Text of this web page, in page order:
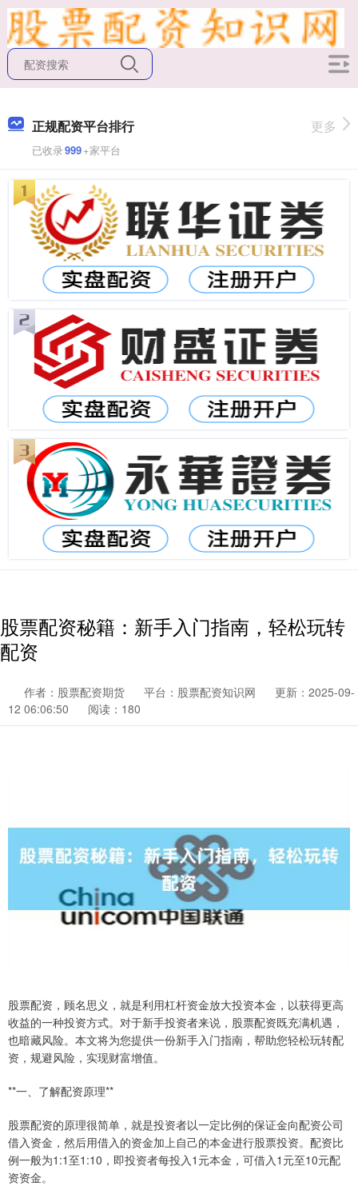
正规配资平台排行
已收录999+家平台
更多
股票配资秘籍：新手入门指南，轻松玩转
配资
作者：股票配资期货 平台：股票配资知识网
更新：2025-09-
12 06:06:50
阅读：180
股票配资，顾名思义，就是利用杠杆资金放大投资本金，以获得更高
收益的一种投资方式。对于新手投资者来说，股票配资既充满机遇，
也暗藏风险。本文将为您提供一份新手入门指南，帮助您轻松玩转配
资，规避风险，实现财富增值。
**一、了解配资原理**
股票配资的原理很简单，就是投资者以一定比例的保证金向配资公司
借入资金，然后用借入的资金加上自己的本金进行股票投资。配资比
例一般为1:1至1:10，即投资者每投入1元本金，可借入1元至10元配
资资金。